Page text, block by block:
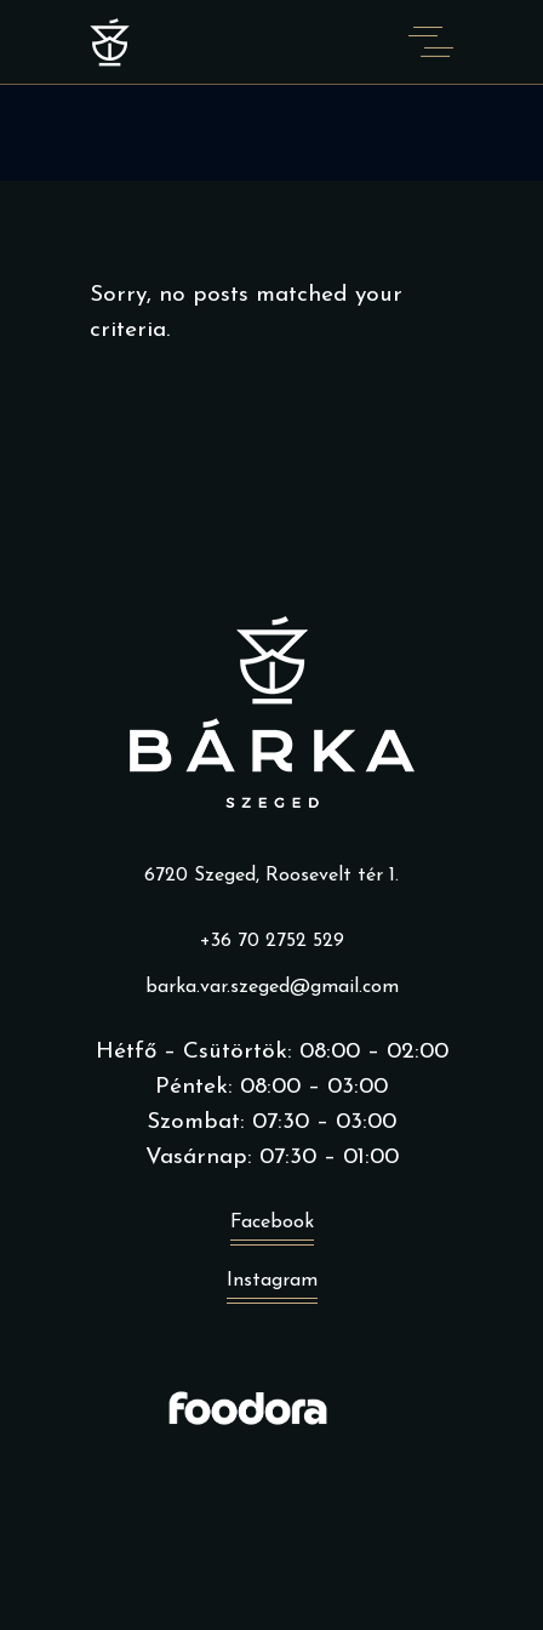
Sorry, no posts matched your
criteria.
6720 Szeged, Roosevelt tér 1.
+36 70 2752 529
barka.var.szeged@gmail.com
Hétfő – Csütörtök: 08:00 – 02:00
Péntek: 08:00 – 03:00
Szombat: 07:30 – 03:00
Vasárnap: 07:30 – 01:00
Facebook
Instagram